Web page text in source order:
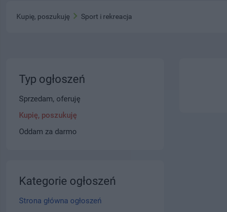
Kupię, poszukuję Sport i rekreacja
Typ ogłoszeń
Sprzedam, oferuję
Kupię, poszukuję
Oddam za darmo
Kategorie ogłoszeń
Strona główna ogłoszeń